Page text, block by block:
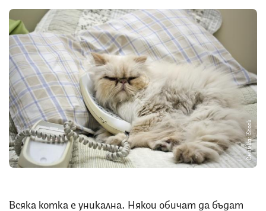
Снимка: iStock
Всяка котка е уникална. Някои обичат да бъдат